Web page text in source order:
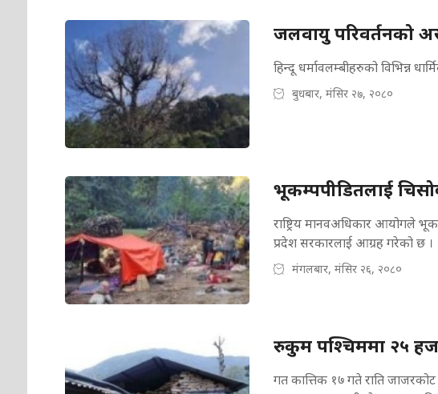
जलवायु परिवर्तनको
हिन्दू धर्मावलम्बीहरुको विभिन्न
बुधबार, मंसिर २७, २०८०
भूकम्पपीडितलाई
राष्ट्रिय मानवअधिकार आयोगले
प्रदेश सरकारलाई आग्रह गरेको छ ।
मंगलबार, मंसिर २६, २०८०
रुकुम पश्चिममा २५
गत कात्तिक १७ गते राति जाजरकोट